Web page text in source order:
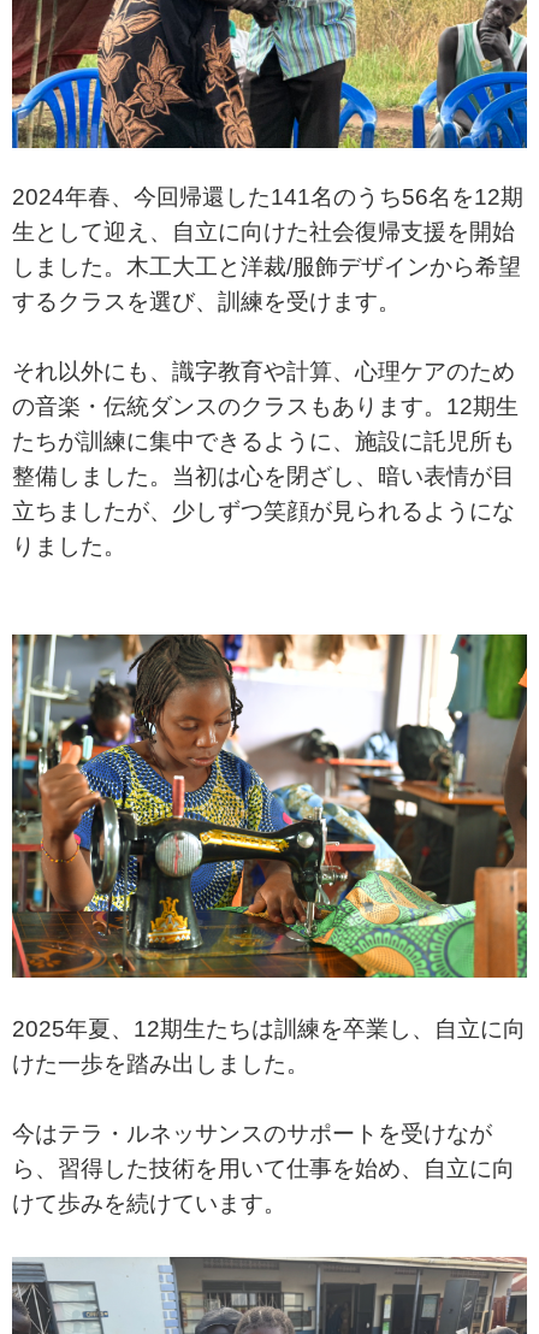
2024年春、今回帰還した141名のうち56名を12期
生として迎え、自立に向けた社会復帰支援を開始
しました。木工大工と洋裁/服飾デザインから希望
するクラスを選び、訓練を受けます。
それ以外にも、識字教育や計算、心理ケアのため
の音楽・伝統ダンスのクラスもあります。12期生
たちが訓練に集中できるように、施設に託児所も
整備しました。当初は心を閉ざし、暗い表情が目
立ちましたが、少しずつ笑顔が見られるようにな
りました。
2025年夏、12期生たちは訓練を卒業し、自立に向
けた一歩を踏み出しました。
今はテラ・ルネッサンスのサポートを受けなが
ら、習得した技術を用いて仕事を始め、自立に向
けて歩みを続けています。